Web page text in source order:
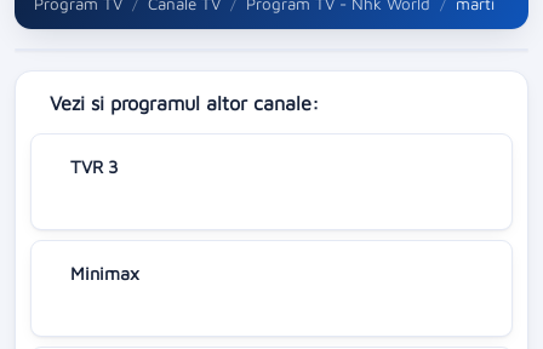
Vezi si programul altor canale:
TVR 3
Minimax